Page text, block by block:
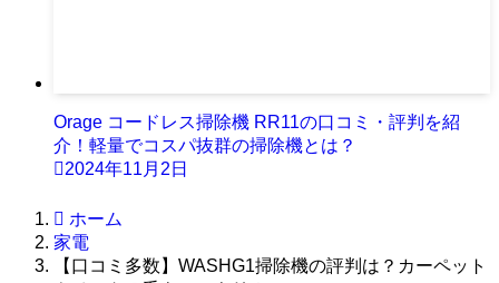
Orage コードレス掃除機 RR11の口コミ・評判を紹
介！軽量でコスパ抜群の掃除機とは？
2024年11月2日
ホーム
家電
【口コミ多数】WASHG1掃除機の評判は？カーペット